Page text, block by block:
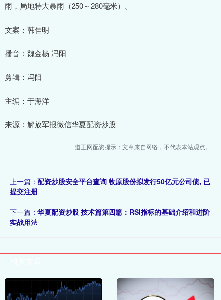
雨，局地特大暴雨（250～280毫米）。
文案：韩佳明
播音：魏金杨 冯阳
剪辑：冯阳
主编：于海洋
来源：解放军报微信华夏配资炒股
道正网配资提示：文章来自网络，不代表本站观点。
上一篇： 配资炒股安全平台查询 牧原股份拟发行50亿元公司债, 已
提交注册
下一篇： 华夏配资炒股 技术篇第四篇：RSI指标的基础介绍和进阶
实战用法